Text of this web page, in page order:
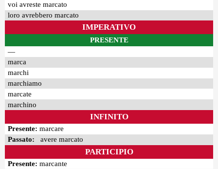
voi avreste marcato
loro avrebbero marcato
IMPERATIVO
PRESENTE
—
marca
marchi
marchiamo
marcate
marchino
INFINITO
Presente: marcare
Passato: avere marcato
PARTICIPIO
Presente: marcante